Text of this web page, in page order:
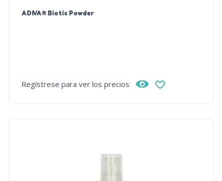
ADIVA® Biotic Powder
Regístrese para ver los precios